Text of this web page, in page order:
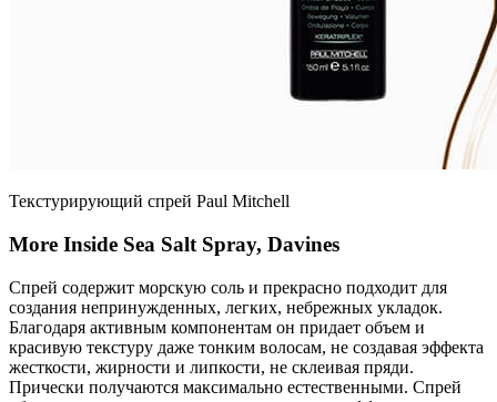
Текстурирующий спрей Paul Mitchell
More Inside Sea Salt Spray, Davines
Спрей содержит морскую соль и прекрасно подходит для
создания непринужденных, легких, небрежных укладок.
Благодаря активным компонентам он придает объем и
красивую текстуру даже тонким волосам, не создавая эффекта
жесткости, жирности и липкости, не склеивая пряди.
Прически получаются максимально естественными. Спрей